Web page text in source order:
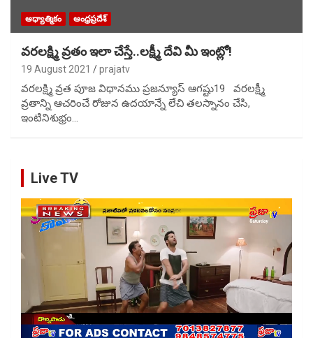
ఆధ్యాత్మికం ఆంధ్రప్రదేశ్
వరలక్ష్మి వ్రతం ఇలా చేస్తే..లక్ష్మీ దేవి మీ ఇంట్లో!
19 August 2021 prajatv
వరలక్ష్మి వ్రత పూజ విధానము ప్రజన్యూస్ ఆగష్టు19 వరలక్ష్మీ
వ్రతాన్ని ఆచరించే రోజున ఉదయాన్నే లేచి తలస్నానం చేసి,
ఇంటినిశుభ్రం…
Live TV